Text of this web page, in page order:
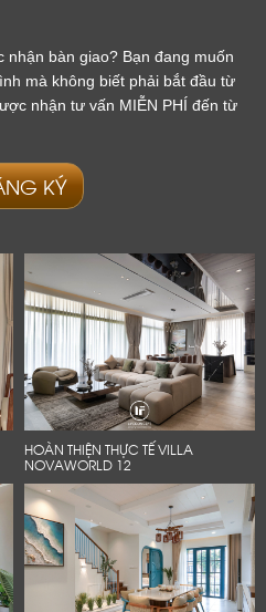
nhận bàn giao? Bạn đang muốn
mà không biết phải bắt đầu từ
nhận tư vấn MIỄN PHÍ đến từ
KÝ
HOÀN THIỆN THỰC TẾ VILLA
NOVAWORLD 12